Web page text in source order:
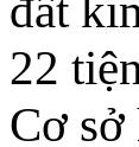
đất
22
Cơ